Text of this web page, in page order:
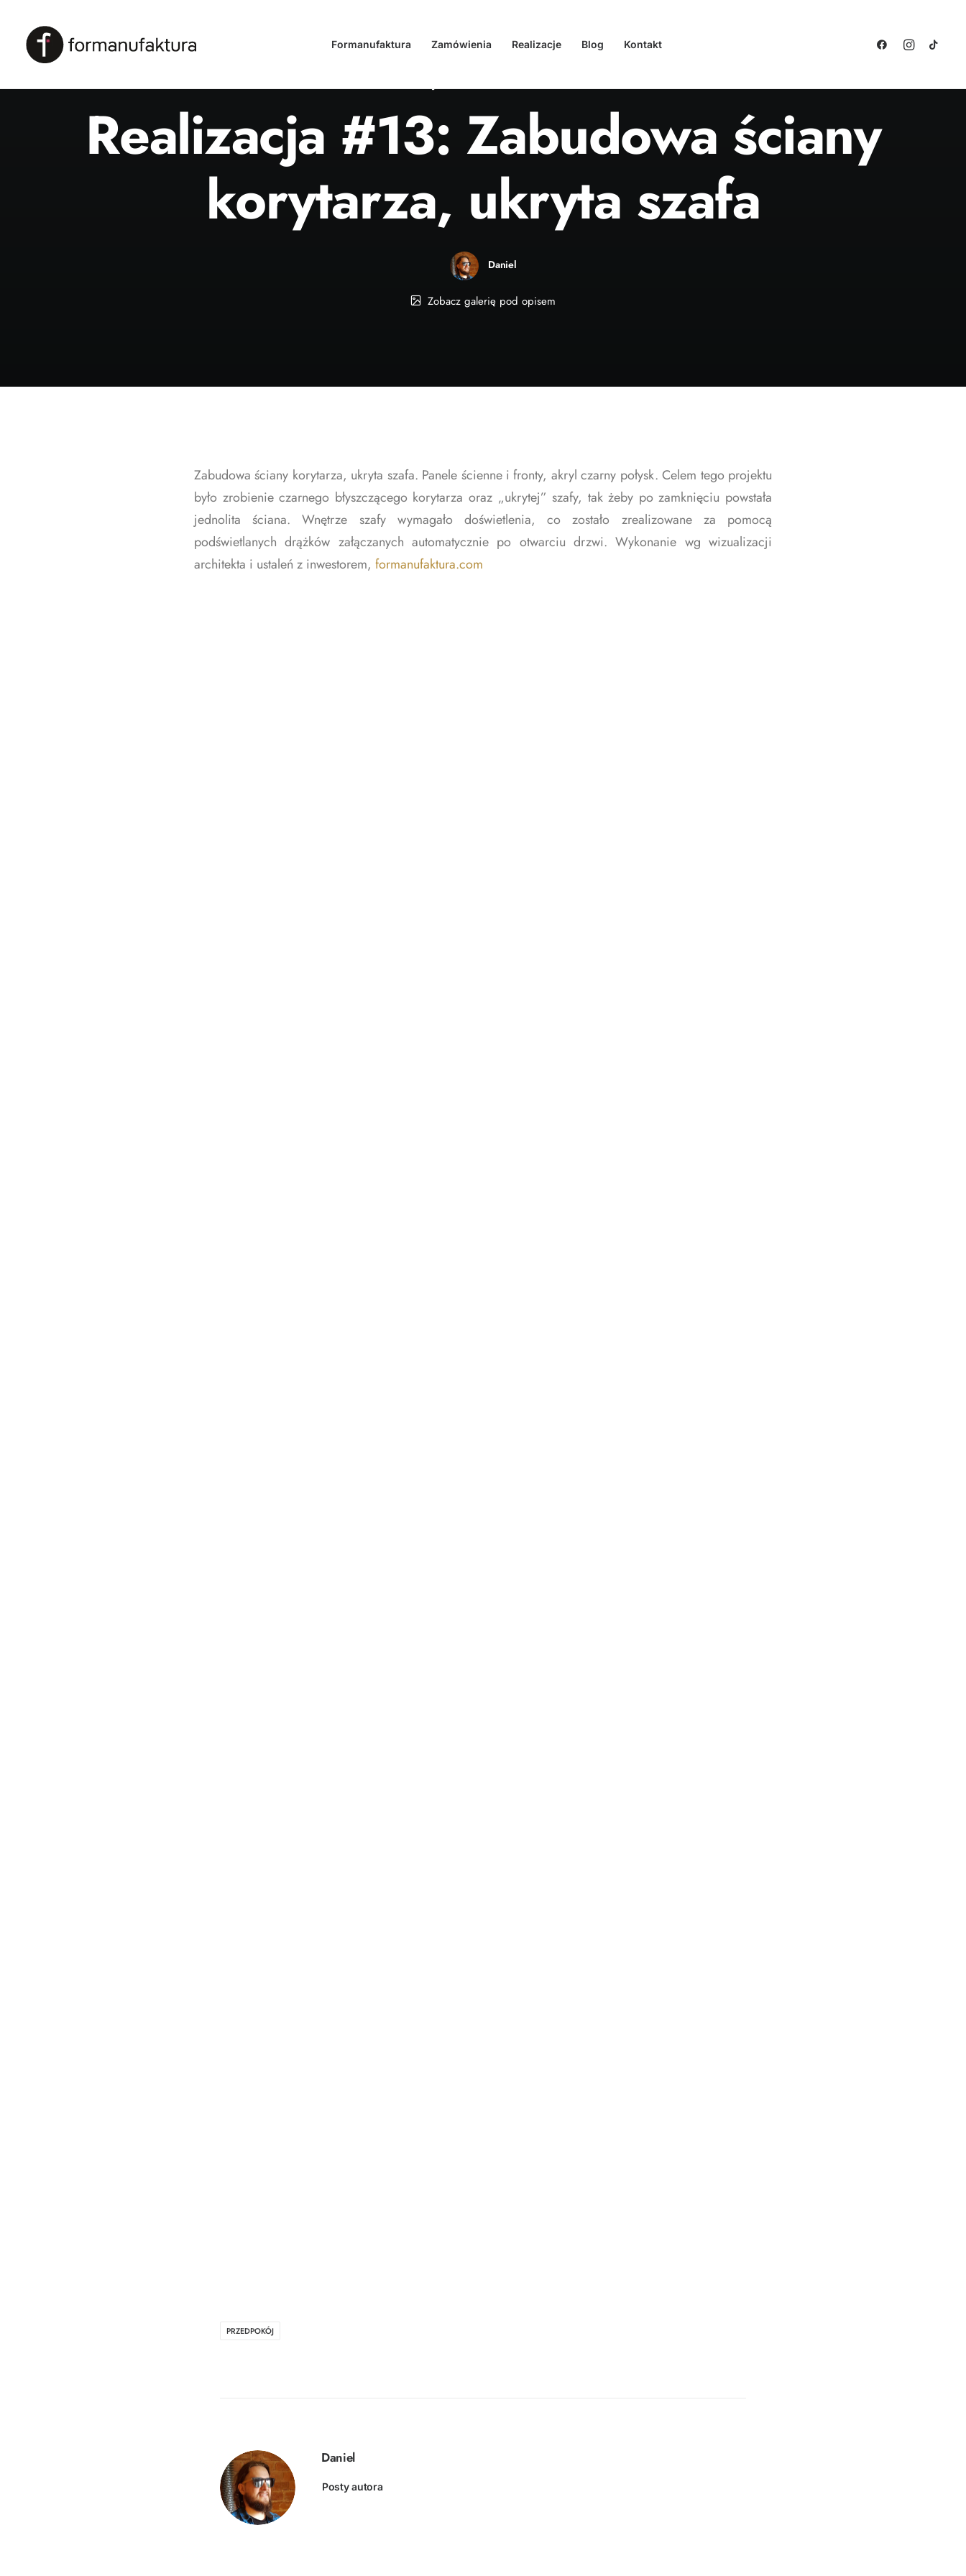
Formanufaktura Zamówienia Realizacje Blog Kontakt
Realizacja #13: Zabudowa ściany
korytarza, ukryta szafa
Daniel
Zobacz galerię pod opisem
Zabudowa ściany korytarza, ukryta szafa. Panele ścienne i fronty, akryl czarny połysk. Celem tego projektu
było zrobienie czarnego błyszczącego korytarza oraz „ukrytej” szafy, tak żeby po zamknięciu powstała
jednolita ściana. Wnętrze szafy wymagało doświetlenia, co zostało zrealizowane za pomocą
podświetlanych drążków załączanych automatycznie po otwarciu drzwi. Wykonanie wg wizualizacji
architekta i ustaleń z inwestorem, formanufaktura.com
PRZEDPOKÓJ
Daniel
Posty autora